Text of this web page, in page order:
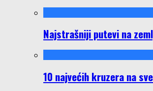
Najstrašniji putevi na
10 najvećih kruzera na